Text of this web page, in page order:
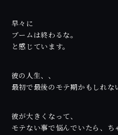
早々に
ブームは終わるな。
と感じています。
彼の人生、、
最初で最後のモテ期かもしれな
彼が大きくなって、
モテない事で悩んでいたら、ち